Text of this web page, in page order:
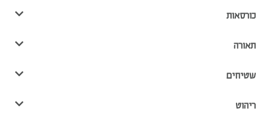
כורסאות
תאורה
שטיחים
ריהוט